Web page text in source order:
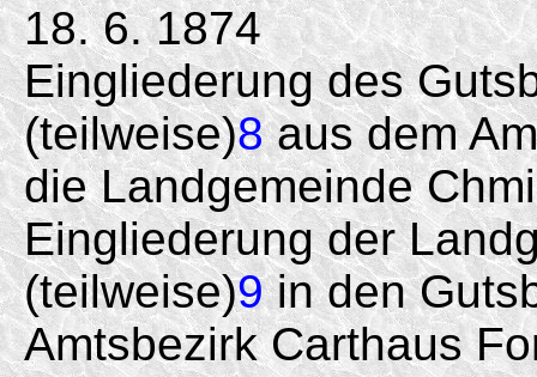
18. 6. 1874
Eingliederung des
(teilweise)8aus dem
die Landgemeinde
Eingliederung der
(teilweise)9in den
Amtsbezirk Carthaus